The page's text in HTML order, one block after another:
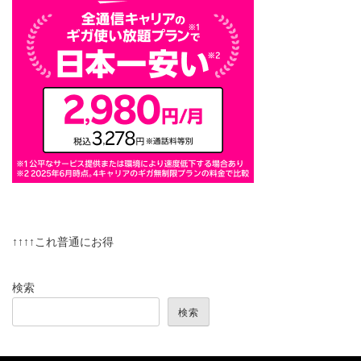
↑↑↑↑これ普通にお得
検索
検索